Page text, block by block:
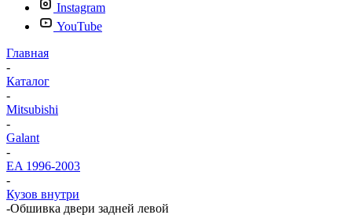
Instagram
YouTube
Главная
-
Каталог
-
Mitsubishi
-
Galant
-
EA 1996-2003
-
Кузов внутри
-Обшивка двери задней левой